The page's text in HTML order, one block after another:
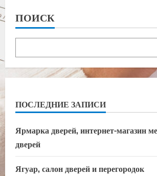
ПОИСК
ПОСЛЕДНИЕ ЗАПИСИ
Ярмарка дверей, интернет-магазин
дверей
Ягуар, салон дверей и перегородок